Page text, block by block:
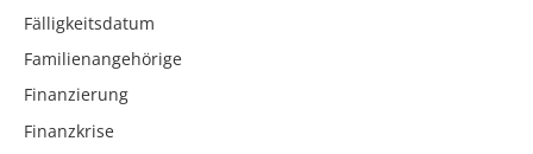
Fälligkeitsdatum
Familienangehörige
Finanzierung
Finanzkrise